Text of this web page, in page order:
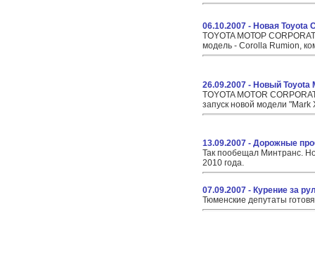
06.10.2007 - Новая Toyota
TOYOTA МОТОР
модель - Corolla Rumion,
26.09.2007 - Новый Toyota
TOYOTA MOTOR
запуск новой модели "Mark
13.09.2007 - Дорожные
Так пообещал Минтранс.
2010 года.
07.09.2007 - Курение за
Тюменские депутаты